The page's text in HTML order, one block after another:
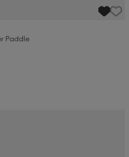
Inflatable Fishing Boat With Rod Holder Paddle